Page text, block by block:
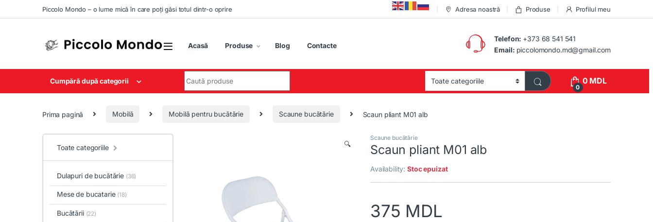
Skip to navigation
Skip to contentPiccolo Mondo – o lume mică în care poți găsi totul dintr-o oprire Adresa noastră Produse Profilul meu
Acasă Produse Blog Contacte
Telefon: +373 68 541 541
Email: piccolomondo.md@gmail.com
Cumpără după categorii
0
0 MDL
Prima pagină Mobilă Mobilă pentru bucătărie Scaune bucătărie Scaun pliant M01 alb
🔍
Scaune bucătărie
Scaun pliant M01 alb
Availability:Stoc epuizat
375 MDL
Toate categoriile
Dulapuri de bucătărie (36)
Mese de bucatarie (18)
Bucătării (22)